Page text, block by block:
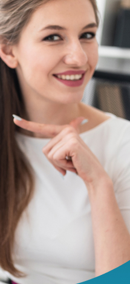
ULTIMI ARTICOLI
SPORT
Pisa, preso
esterno Ichem
Licia Colò
commenti
quando è
(solo per le